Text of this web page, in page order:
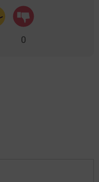
0